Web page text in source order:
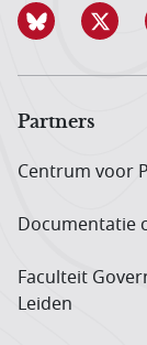
Partners
Centrum voor
Documentatie
Faculteit
Leiden